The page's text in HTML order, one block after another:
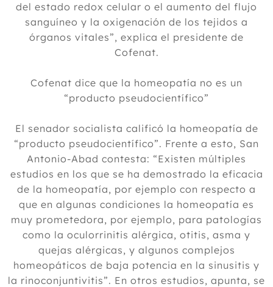
del estado redox celular o el aumento del flujo
sanguíneo y la oxigenación de los tejidos a
órganos vitales”, explica el presidente de
Cofenat.
Cofenat dice que la homeopatía no es un
“producto pseudocientífico”
El senador socialista calificó la homeopatía de
“producto pseudocientífico”. Frente a esto, San
Antonio-Abad contesta: “Existen múltiples
estudios en los que se ha demostrado la eficacia
de la homeopatía, por ejemplo con respecto a
que en algunas condiciones la homeopatía es
muy prometedora, por ejemplo, para patologías
como la oculorrinitis alérgica, otitis, asma y
quejas alérgicas, y algunos complejos
homeopáticos de baja potencia en la sinusitis y
la rinoconjuntivitis”. En otros estudios, apunta, se